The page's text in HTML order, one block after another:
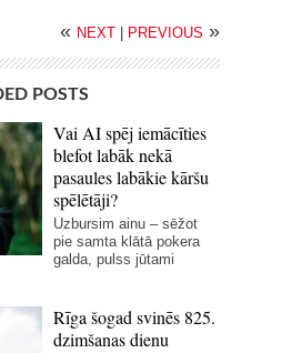
« NEXT PREVIOUS »
POSTS
Vai AI spēj iemācīties
blefot labāk nekā
pasaules labākie kāršu
spēlētāji?
Uzbursim ainu – sēžot
pie samta klātā pokera
galda, pulss jūtami
Rīga šogad svinēs 825.
dzimšanas dienu